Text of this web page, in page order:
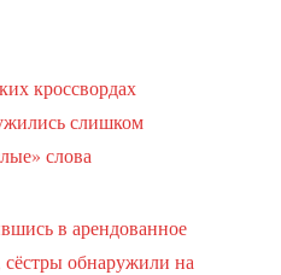
кроссвордах
слишком
слова
в арендованное
сёстры обнаружили на